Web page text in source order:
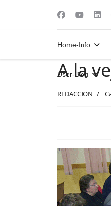
Home-Info
User-Blog
A la
REDACCION